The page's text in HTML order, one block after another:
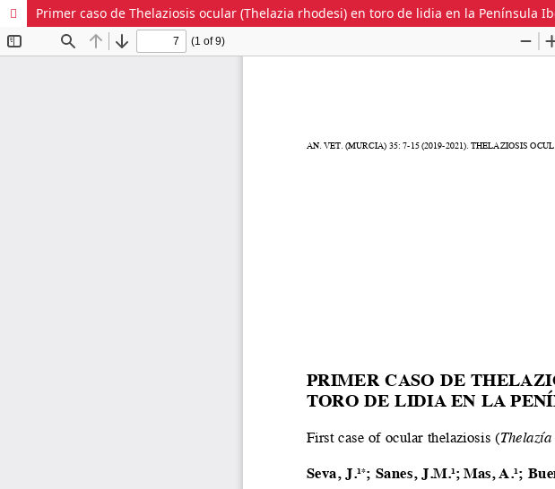
Primer caso de Thelaziosis ocular (Thelazia rhodesi) en toro de lidia en la Península